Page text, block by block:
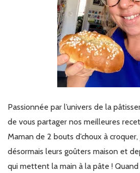
Passionnée par l’univers de la
de vous partager nos meilleures
Maman de 2 bouts d’choux à
désormais leurs goûters maison et
qui mettent la main à la pâte !